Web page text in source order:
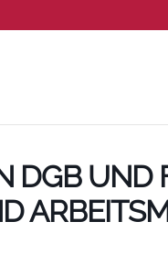
DGB UND